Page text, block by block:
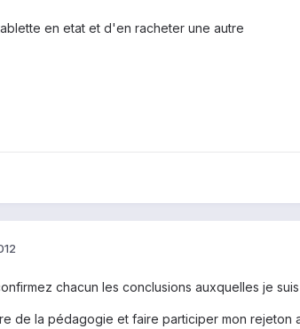
en etat et d'en racheter une autre
chacun les conclusions auxquelles je suis
de la pédagogie et faire participer mon rejeton